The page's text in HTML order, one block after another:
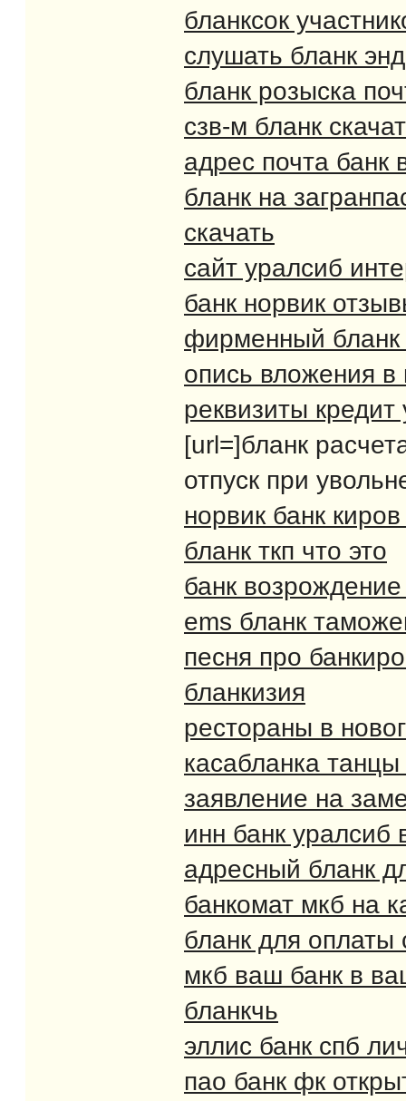
бланксок
слушать бланк
бланк розыска
сзв-м бланк
адрес почта банк
бланк на
скачать
сайт уралсиб
банк норвик
фирменный бланк
опись вложения
реквизиты кредит
[url=]бланк
отпуск при
норвик банк
бланк ткп что это
банк
ems бланк
песня про
бланкизия
рестораны в
касабланка
заявление на
инн банк уралсиб
адресный бланк
банкомат мкб на
бланк для оплаты
мкб ваш банк в
бланкчь
эллис банк спб
пао банк фк